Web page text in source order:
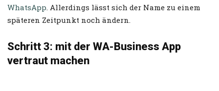
WhatsApp. Allerdings lässt sich der Name zu einem
späteren Zeitpunkt noch ändern.
Schritt 3: mit der WA-Business App
vertraut machen